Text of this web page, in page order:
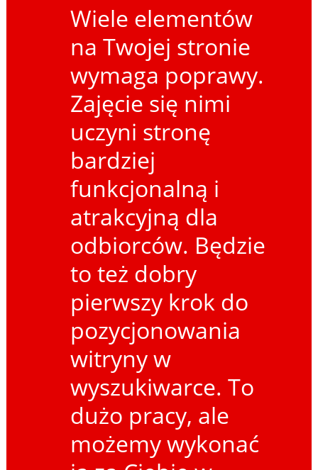
Wiele elementów
na Twojej stronie
wymaga poprawy.
Zajęcie się nimi
uczyni stronę
bardziej
funkcjonalną i
atrakcyjną dla
odbiorców. Będzie
to też dobry
pierwszy krok do
pozycjonowania
witryny w
wyszukiwarce. To
dużo pracy, ale
możemy wykonać